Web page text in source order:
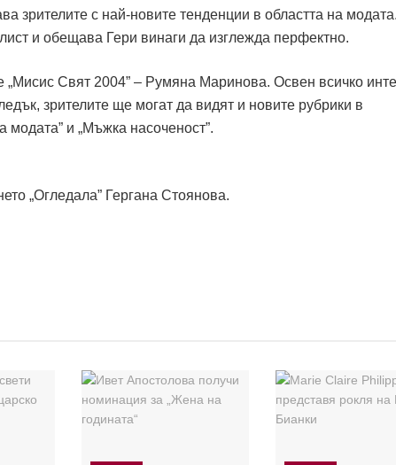
зрителите с най-новите тенденции в областта на
и обещава Гери винаги да изглежда перфектно.
„Мисис Свят 2004” – Румяна Маринова. Освен всичко
зрителите ще могат да видят и новите рубрики в
модата” и „Мъжка насоченост”.
„Огледала” Гергана Стоянова.